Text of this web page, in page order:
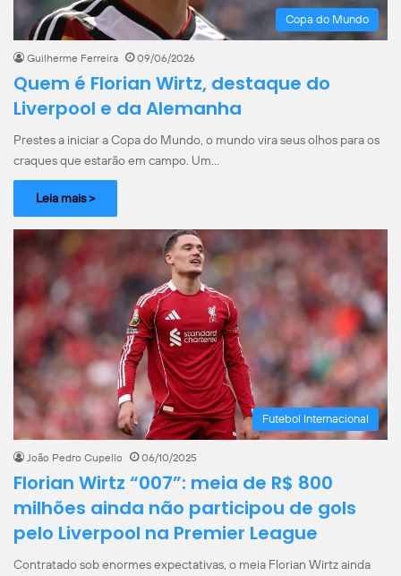
Copa do Mundo
Guilherme Ferreira 09/06/2026
Quem é Florian Wirtz, destaque do
Liverpool e da Alemanha
Prestes a iniciar a Copa do Mundo, o mundo vira seus olhos para os
craques que estarão em campo. Um…
Leia mais >
Futebol Internacional
João Pedro Cupello 06/10/2025
Florian Wirtz “007”: meia de R$ 800
milhões ainda não participou de gols
pelo Liverpool na Premier League
Contratado sob enormes expectativas, o meia Florian Wirtz ainda